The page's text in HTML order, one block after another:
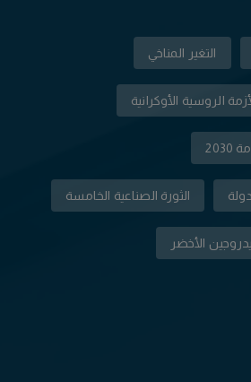
التغير المناخي
الروسية الأوكرانية
الثورة الصناعية الخامسة
الأخضر